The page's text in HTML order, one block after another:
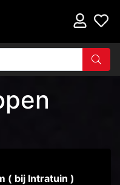
( bij Intratuin )